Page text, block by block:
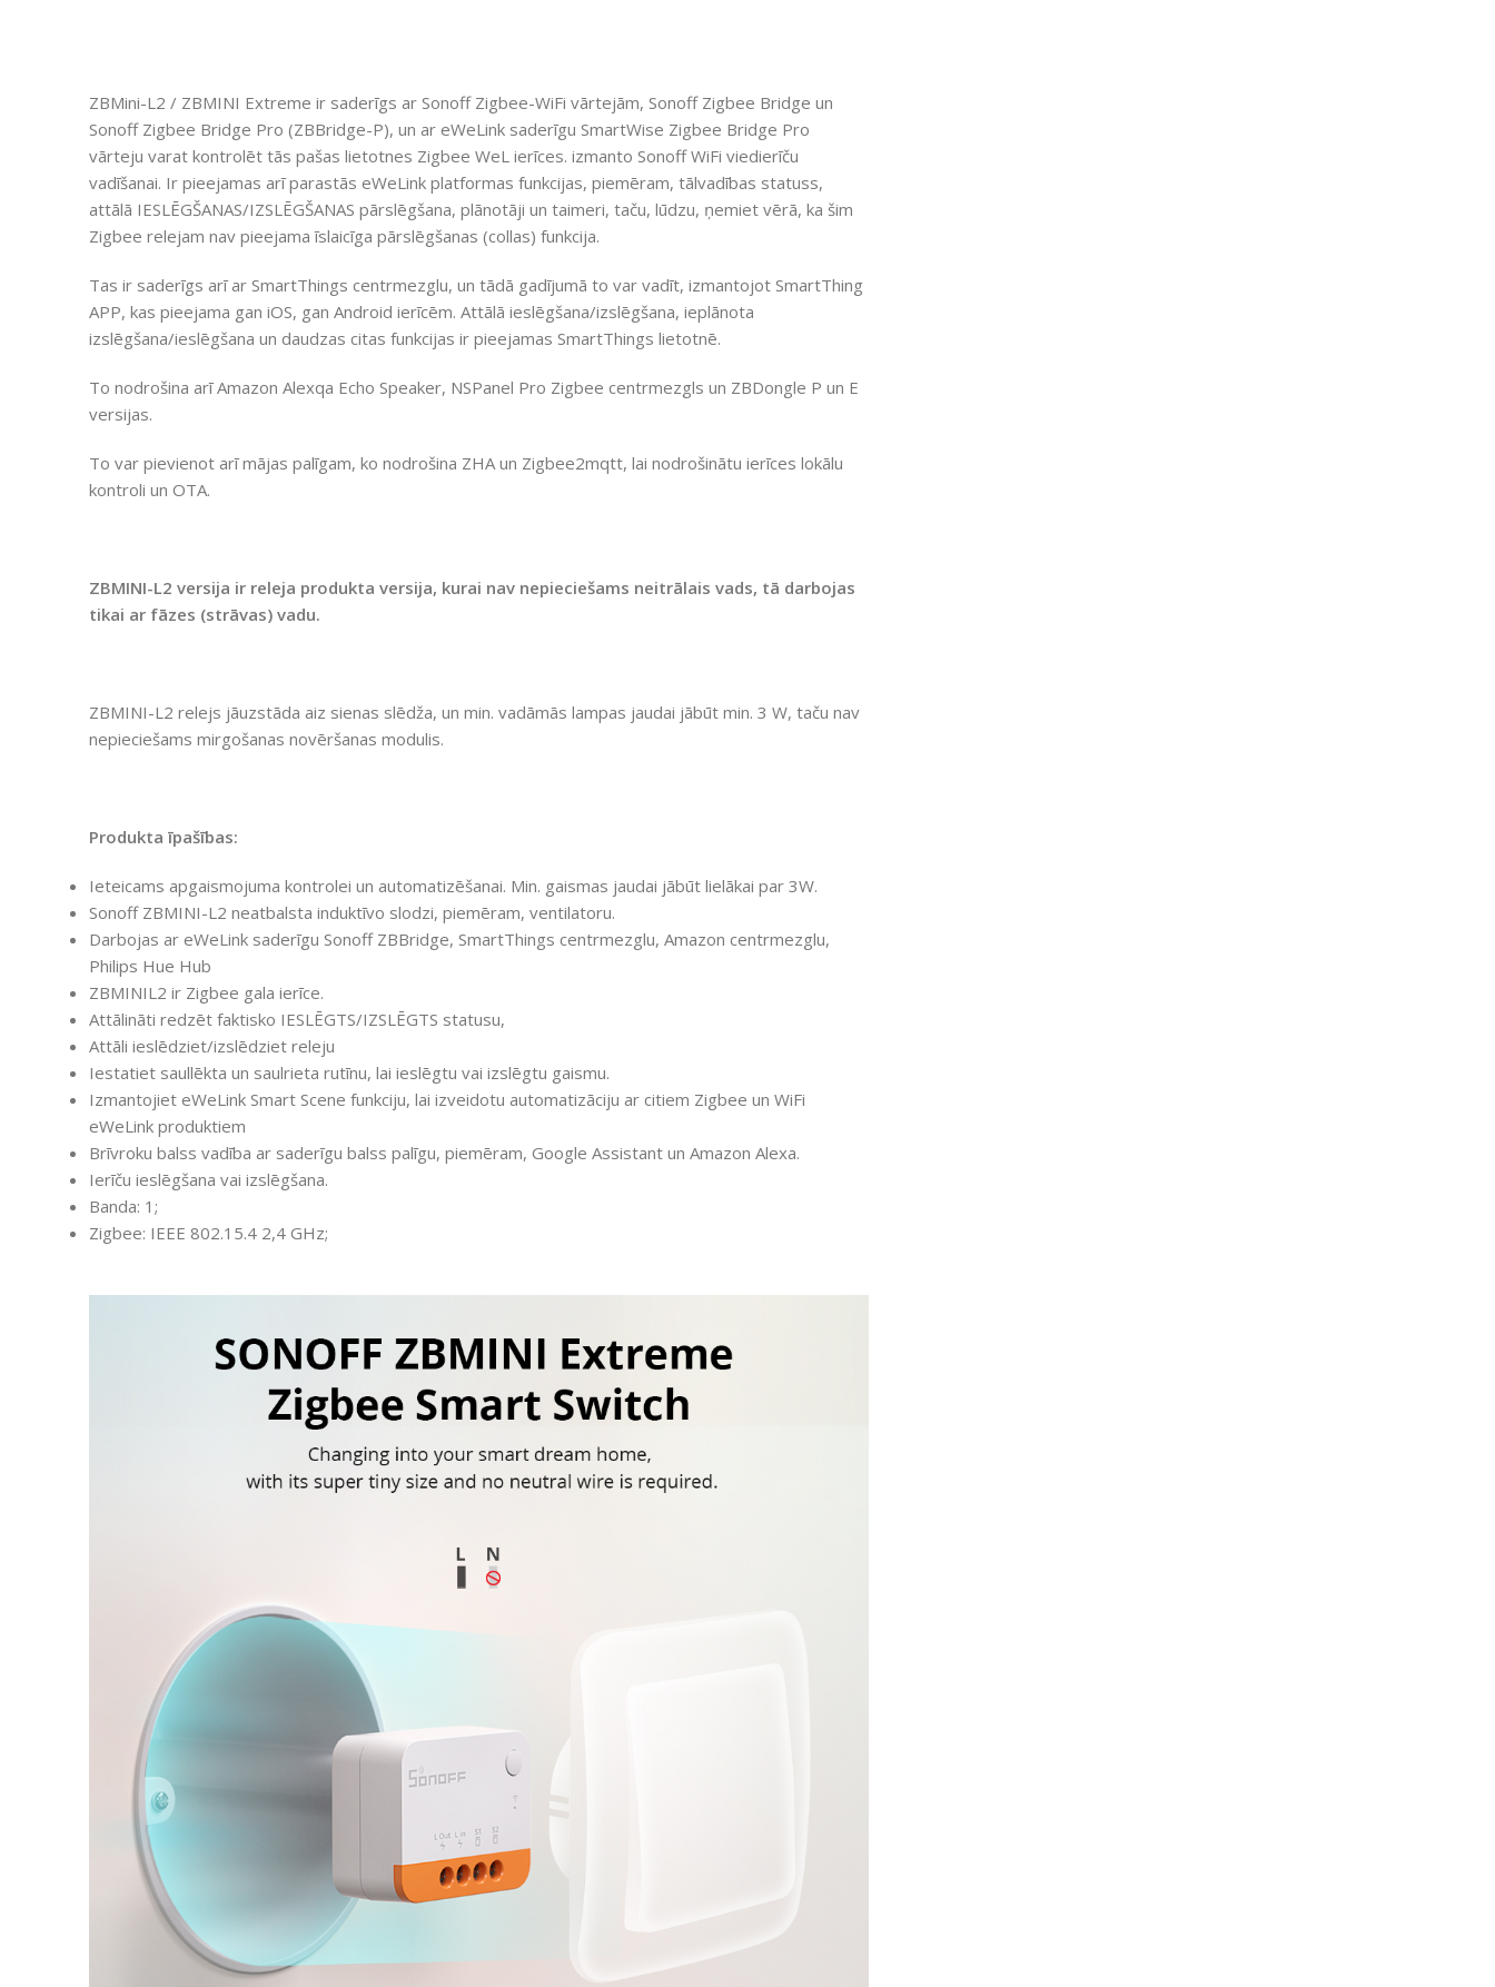
ZBMini-L2 / ZBMINI Extreme ir saderīgs ar Sonoff Zigbee-WiFi vārtejām, Sonoff Zigbee Bridge un
Sonoff Zigbee Bridge Pro (ZBBridge-P), un ar eWeLink saderīgu SmartWise Zigbee Bridge Pro
vārteju varat kontrolēt tās pašas lietotnes Zigbee WeL ierīces. izmanto Sonoff WiFi viedierīču
vadīšanai. Ir pieejamas arī parastās eWeLink platformas funkcijas, piemēram, tālvadības statuss,
attālā IESLĒGŠANAS/IZSLĒGŠANAS pārslēgšana, plānotāji un taimeri, taču, lūdzu, ņemiet vērā, ka šim
Zigbee relejam nav pieejama īslaicīga pārslēgšanas (collas) funkcija.
Tas ir saderīgs arī ar SmartThings centrmezglu, un tādā gadījumā to var vadīt, izmantojot SmartThing
APP, kas pieejama gan iOS, gan Android ierīcēm. Attālā ieslēgšana/izslēgšana, ieplānota
izslēgšana/ieslēgšana un daudzas citas funkcijas ir pieejamas SmartThings lietotnē.
To nodrošina arī Amazon Alexqa Echo Speaker, NSPanel Pro Zigbee centrmezgls un ZBDongle P un E
versijas.
To var pievienot arī mājas palīgam, ko nodrošina ZHA un Zigbee2mqtt, lai nodrošinātu ierīces lokālu
kontroli un OTA.
ZBMINI-L2 versija ir releja produkta versija, kurai nav nepieciešams neitrālais vads, tā darbojas
tikai ar fāzes (strāvas) vadu.
ZBMINI-L2 relejs jāuzstāda aiz sienas slēdža, un min. vadāmās lampas jaudai jābūt min. 3 W, taču nav
nepieciešams mirgošanas novēršanas modulis.
Produkta īpašības:
Ieteicams apgaismojuma kontrolei un automatizēšanai. Min. gaismas jaudai jābūt lielākai par 3W.
Sonoff ZBMINI-L2 neatbalsta induktīvo slodzi, piemēram, ventilatoru.
Darbojas ar eWeLink saderīgu Sonoff ZBBridge, SmartThings centrmezglu, Amazon centrmezglu,
Philips Hue Hub
ZBMINIL2 ir Zigbee gala ierīce.
Attālināti redzēt faktisko IESLĒGTS/IZSLĒGTS statusu,
Attāli ieslēdziet/izslēdziet releju
Iestatiet saullēkta un saulrieta rutīnu, lai ieslēgtu vai izslēgtu gaismu.
Izmantojiet eWeLink Smart Scene funkciju, lai izveidotu automatizāciju ar citiem Zigbee un WiFi
eWeLink produktiem
Brīvroku balss vadība ar saderīgu balss palīgu, piemēram, Google Assistant un Amazon Alexa.
Ierīču ieslēgšana vai izslēgšana.
Banda: 1;
Zigbee: IEEE 802.15.4 2,4 GHz;